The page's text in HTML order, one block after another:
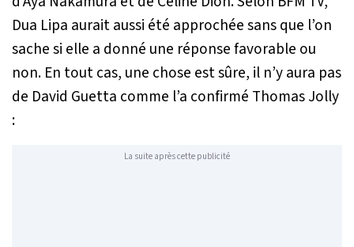
Dua Lipa aurait aussi été approchée sans que l’on
sache si elle a donné une réponse favorable ou
non. En tout cas, une chose est sûre, il n’y aura pas
de David Guetta comme l’a confirmé Thomas Jolly
:
La suite après cette publicité